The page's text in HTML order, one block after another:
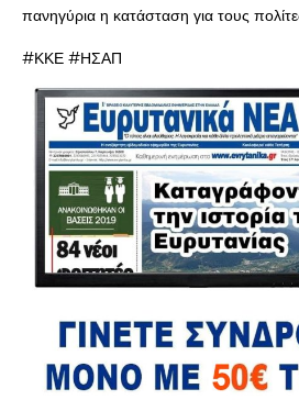
πανηγύρια η κατάσταση για τους
#ΚΚΕ #ΗΣΑΠ